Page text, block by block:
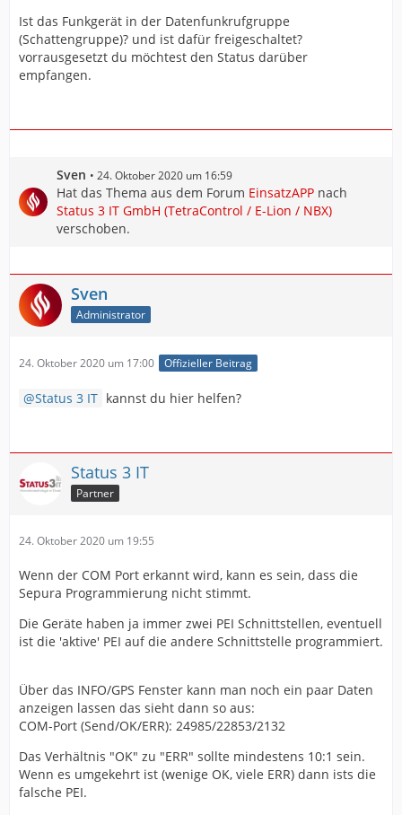
Ist das Funkgerät in der Datenfunkrufgruppe
(Schattengruppe)? und ist dafür freigeschaltet?
vorrausgesetzt du möchtest den Status darüber
empfangen.
Sven 24. Oktober 2020 um 16:59
Hat das Thema aus dem Forum EinsatzAPP nach
Status 3 IT GmbH (TetraControl / E-Lion / NBX)
verschoben.
Sven
Administrator
24. Oktober 2020 um 17:00 Offizieller Beitrag
Status 3 IT kannst du hier helfen?
Status 3 IT
Partner
24. Oktober 2020 um 19:55
Wenn der COM Port erkannt wird, kann es sein, dass die
Sepura Programmierung nicht stimmt.
Die Geräte haben ja immer zwei PEI Schnittstellen, eventuell
ist die 'aktive' PEI auf die andere Schnittstelle programmiert.
Über das INFO/GPS Fenster kann man noch ein paar Daten
anzeigen lassen das sieht dann so aus:
COM-Port (Send/OK/ERR): 24985/22853/2132
Das Verhältnis "OK" zu "ERR" sollte mindestens 10:1 sein.
Wenn es umgekehrt ist (wenige OK, viele ERR) dann ists die
falsche PEI.